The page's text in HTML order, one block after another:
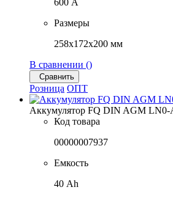
Размеры
258x172x200 мм
В сравнении ()
Сравнить
Розница ОПТ
Аккумулятор FQ DIN AGM LN0-
Код товара
00000007937
Емкость
40 Ah